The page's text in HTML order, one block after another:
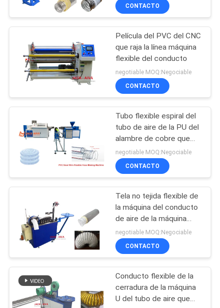
NOTICIAS
SOLICITAR
UNA CITA
DEL
SITIO
PRIVACY
POLICY
Máquina tensora del
conducto del poste
Máquina flexible del
conducto
13
Línea de fabricación
de conductos
rectangulares en
bobina
11
CONTACTO
Película del PVC del CNC
que raja la línea máquina
flexible del conducto
negotiable MOQ:Negociable
CONTACTO
Tubo flexible espiral del
tubo de aire de la PU del
alambre de cobre que
hace la máquina
negotiable MOQ:Negociable
CONTACTO
Tela no tejida flexible de
la máquina del conducto
de aire de la máquina
flexible del tubo
negotiable MOQ:Negociable
CONTACTO
Conducto flexible de la
cerradura de la máquina
U del tubo de aire que